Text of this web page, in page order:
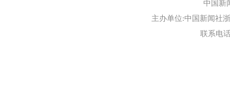
中国新
主办单位:中国新闻社
联系电